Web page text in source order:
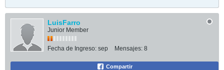
LuisFarro
Junior Member
Fecha de Ingreso: sep Mensajes: 8
Compartir